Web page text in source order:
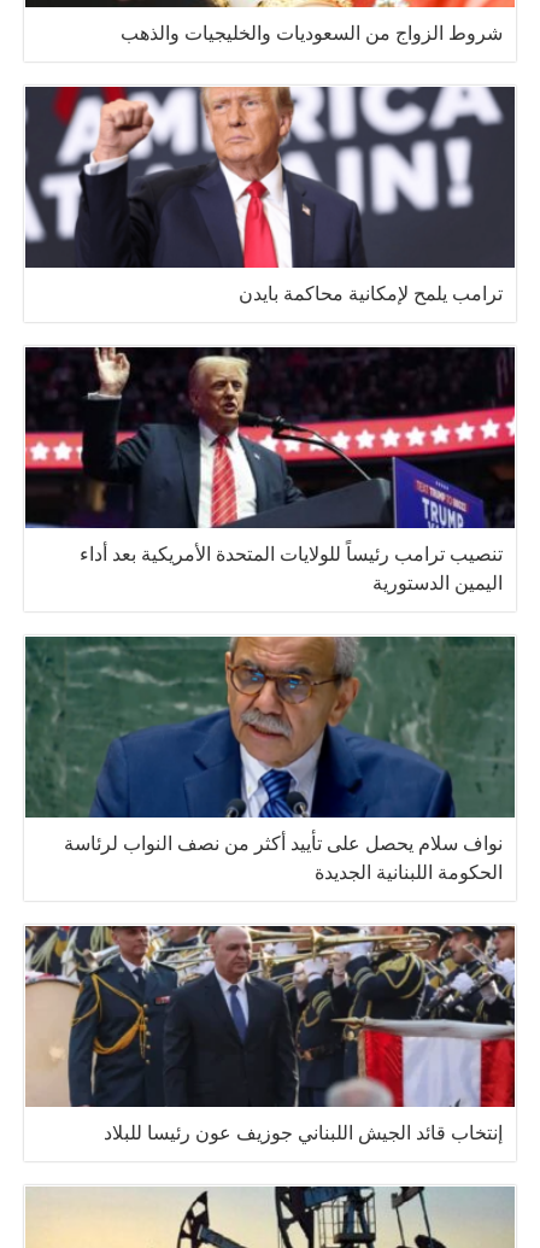
شروط الزواج من السعوديات والخليجيات والذهب
ترامب يلمح لإمكانية محاكمة بايدن
تنصيب ترامب رئيساً للولايات المتحدة الأمريكية بعد أداء
اليمين الدستورية
نواف سلام يحصل على تأييد أكثر من نصف النواب لرئاسة
الحكومة اللبنانية الجديدة
إنتخاب قائد الجيش اللبناني جوزيف عون رئيسا للبلاد